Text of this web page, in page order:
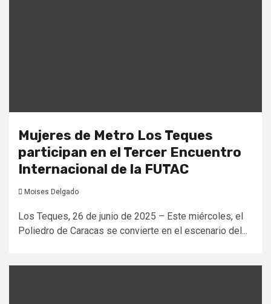
Mujeres de Metro Los Teques
participan en el Tercer Encuentro
Internacional de la FUTAC
Moises Delgado
Los Teques, 26 de junio de 2025 – Este miércoles, el
Poliedro de Caracas se convierte en el escenario del...